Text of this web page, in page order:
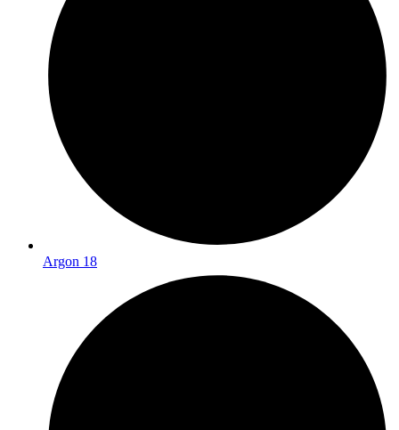
Argon 18